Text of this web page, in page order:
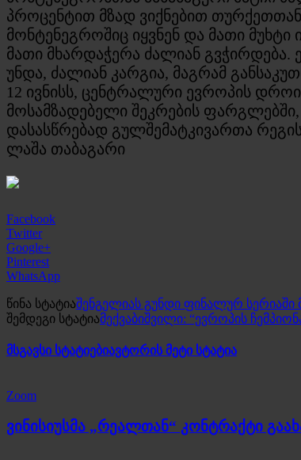
პროცენტით მზად ვიქნებით
მონტენეგროშიც იყვნენ და მათი
მათი მხარდაჭერა ძალიან გვჭირდება.
უნდა, ძალიან კარგია, მაგრამ
12 ივნისს, ცენტრალური ევროპის
მოსამზადებელი შეკრების ფარგლებში,
დასასწრებად გულშემატკივართა
ლაშა თაბაგარი
Facebook
Twitter
Google+
Pinterest
WhatsApp
წინა სტატიაშენგელიას გუნდი ფინალურ სერიაში
შემდეგი სტატიამექვაბიშვილი: “ევროპის
მსგავსი სტატიებიავტორის მეტი სტატია
Zoom
ვინისიუსმა „რეალთან“ კონტრაქტი